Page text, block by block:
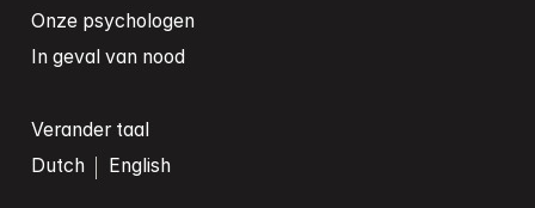
Onze psychologen
In geval van nood
Verander taal
Dutch
English